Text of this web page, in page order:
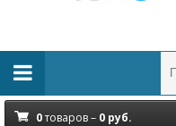
0товаров – 0 руб.